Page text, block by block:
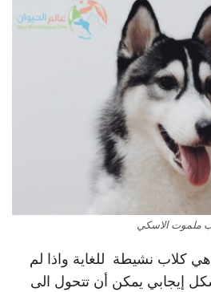
ملموت الاسكي
كلاب نشيطة للغاية واذا لم
إيجابي يمكن أن تتحول الى